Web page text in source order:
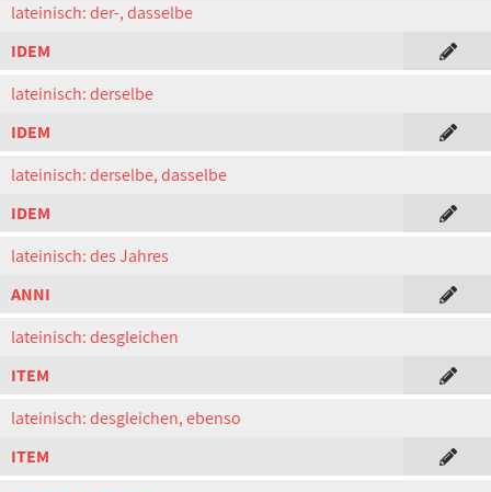
lateinisch: der-, dasselbe
IDEM
lateinisch: derselbe
IDEM
lateinisch: derselbe, dasselbe
IDEM
lateinisch: des Jahres
ANNI
lateinisch: desgleichen
ITEM
lateinisch: desgleichen, ebenso
ITEM